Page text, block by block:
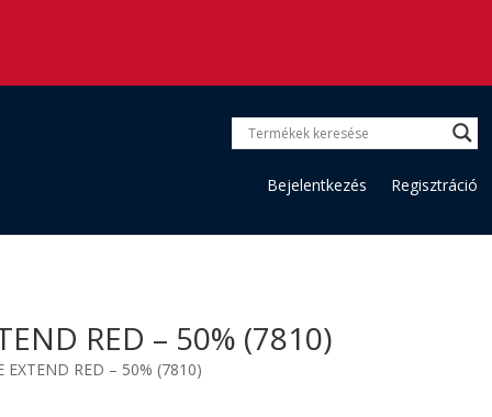
Bejelentkezés Regisztráció
RED – 50% (7810)
RED – 50% (7810)